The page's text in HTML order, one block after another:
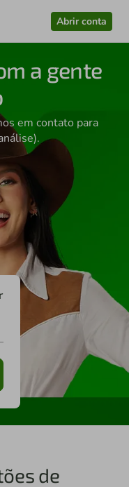
Abrir conta
a gente
em contato para
de